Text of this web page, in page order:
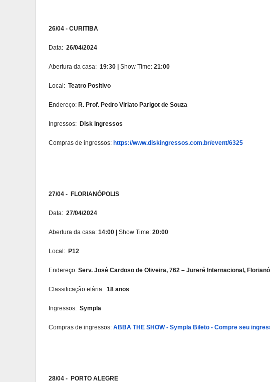
26/04 - CURITIBA
Data: 26/04/2024
Abertura da casa: 19:30 | Show Time: 21:00
Local: Teatro Positivo
Endereço: R. Prof. Pedro Viriato Parigot de Souza
Ingressos: Disk Ingressos
Compras de ingressos: https://www.diskingressos.com.br/event/6325
27/04 - FLORIANÓPOLIS
Data: 27/04/2024
Abertura da casa: 14:00 | Show Time: 20:00
Local: P12
Endereço: Serv. José Cardoso de Oliveira, 762 – Jurerê Internacional,
Classificação etária: 18 anos
Ingressos: Sympla
Compras de ingressos: ABBA THE SHOW - Sympla Bileto - Compre seu
28/04 - PORTO ALEGRE